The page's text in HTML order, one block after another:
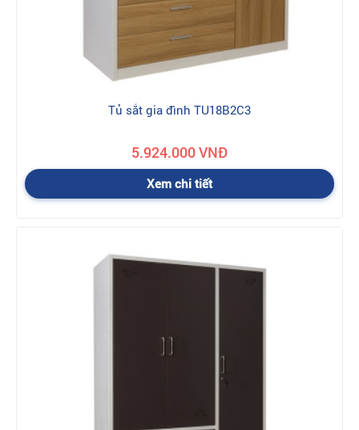
Tủ sắt gia đình TU18B2C3
5.924.000 VNĐ
Xem chi tiết